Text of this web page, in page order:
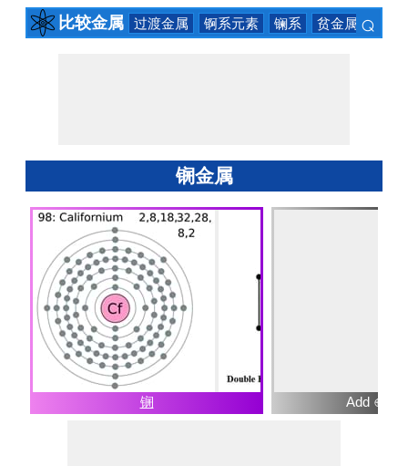
比较金属 过渡金属 锕系元素 镧系 贫金属 ⌕
锎金属
锎 Add ⊕